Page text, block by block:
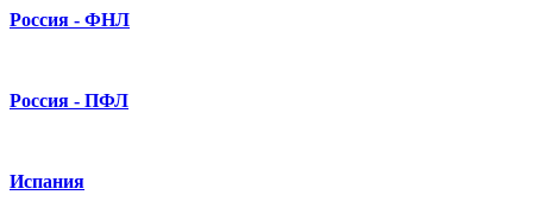
Россия - ФНЛ
Россия - ПФЛ
Испания